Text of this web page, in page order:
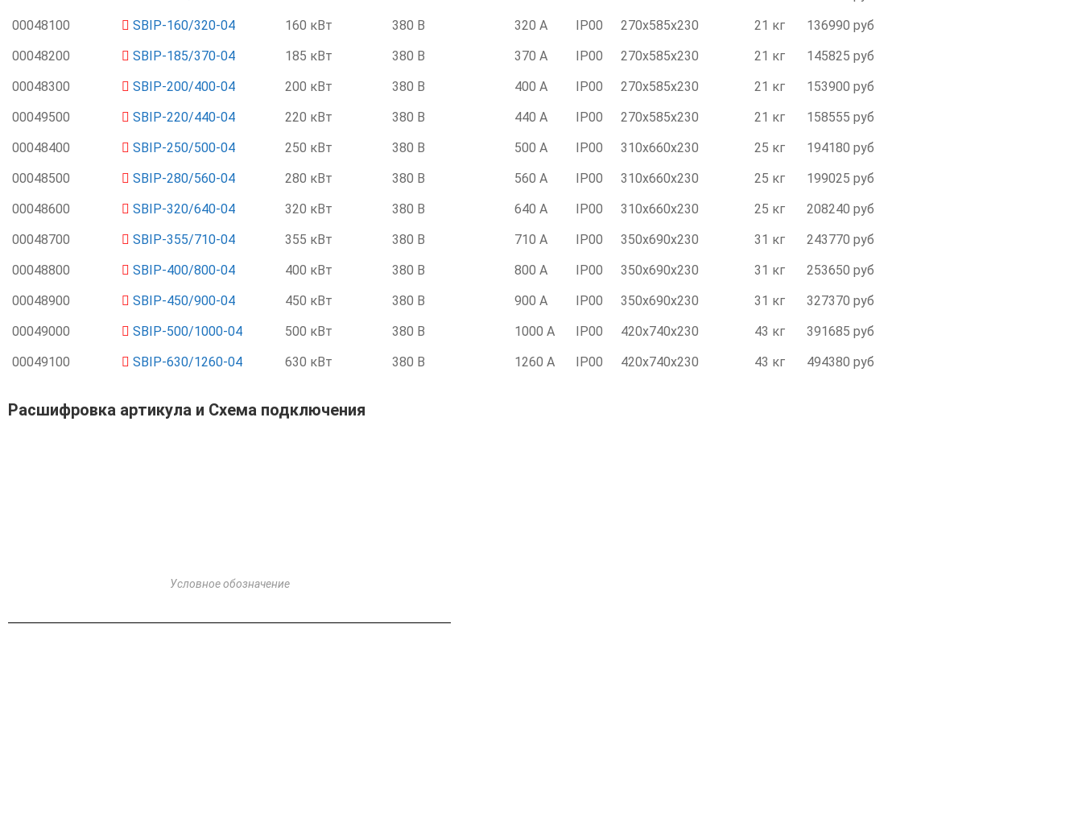
00048100
SBIP-160/320-04 160 кВт 380 В 320 А IP00 270x585x230 21 кг
136990 руб
00048200
SBIP-185/370-04 185 кВт 380 В 370 А IP00 270x585x230 21 кг
145825 руб
00048300
SBIP-200/400-04 200 кВт 380 В 400 А IP00 270x585x230 21 кг
153900 руб
00049500
SBIP-220/440-04 220 кВт 380 В 440 А IP00 270x585x230 21 кг
158555 руб
00048400
SBIP-250/500-04 250 кВт 380 В 500 А IP00 310x660x230 25 кг
194180 руб
00048500
SBIP-280/560-04 280 кВт 380 В 560 А IP00 310x660x230 25 кг
199025 руб
00048600
SBIP-320/640-04 320 кВт 380 В 640 А IP00 310x660x230 25 кг
208240 руб
00048700
SBIP-355/710-04 355 кВт 380 В 710 А IP00 350x690x230 31 кг
243770 руб
00048800
SBIP-400/800-04 400 кВт 380 В 800 А IP00 350x690x230 31 кг
253650 руб
00048900
SBIP-450/900-04 450 кВт 380 В 900 А IP00 350x690x230 31 кг
327370 руб
00049000
SBIP-500/1000-04 500 кВт 380 В 1000 А IP00 420x740x230 43 кг
391685 руб
00049100
SBIP-630/1260-04 630 кВт 380 В 1260 А IP00 420x740x230 43 кг 494380 руб
Расшифровка артикула и Схема подключения
Условное обозначение